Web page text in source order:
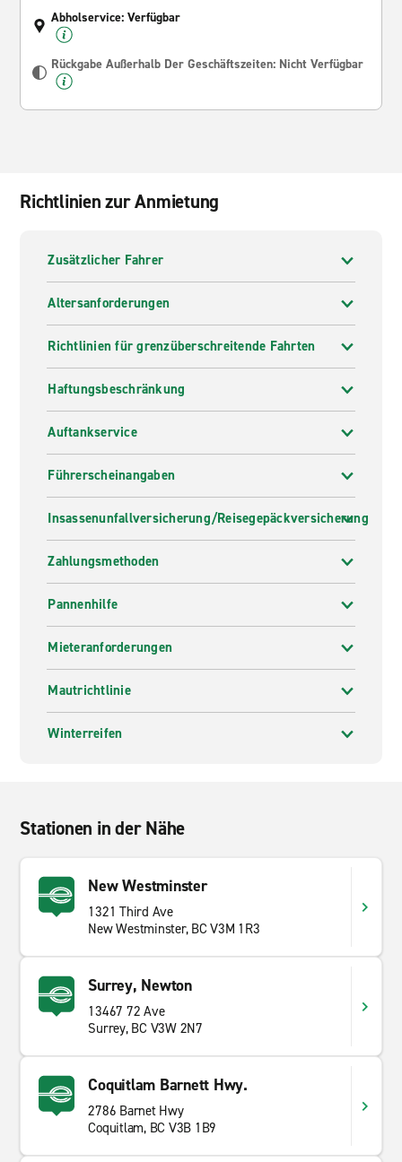
Abholservice: Verfügbar
Rückgabe Außerhalb Der Geschäftszeiten: Nicht Verfügbar
Richtlinien zur Anmietung
Zusätzlicher Fahrer
Altersanforderungen
Richtlinien für grenzüberschreitende Fahrten
Haftungsbeschränkung
Auftankservice
Führerscheinangaben
Insassenunfallversicherung/Reisegepäckversicherung
Zahlungsmethoden
Pannenhilfe
Mieteranforderungen
Mautrichtlinie
Winterreifen
Stationen in der Nähe
New Westminster
1321 Third Ave
New Westminster, BC V3M 1R3
Surrey, Newton
13467 72 Ave
Surrey, BC V3W 2N7
Coquitlam Barnett Hwy.
2786 Barnet Hwy
Coquitlam, BC V3B 1B9